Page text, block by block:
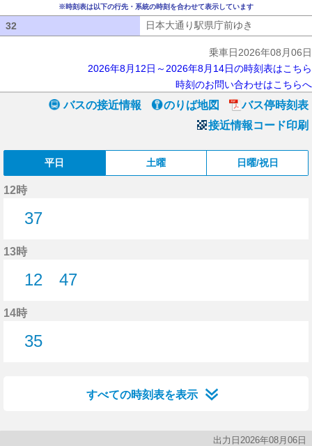
※時刻表は以下の行先・系統の時刻を合わせて表示しています
32 日本大通り駅県庁前ゆき
乗車日2026年08月06日
2026年8月12日～2026年8月14日の時刻表はこちら
時刻のお問い合わせはこちらへ
バスの接近情報 のりば地図
バス停時刻表
接近情報コード印刷
平日 土曜 日曜/祝日
12時
37
13時
12
47
14時
35
すべての時刻表を表示
出力日2026年08月06日